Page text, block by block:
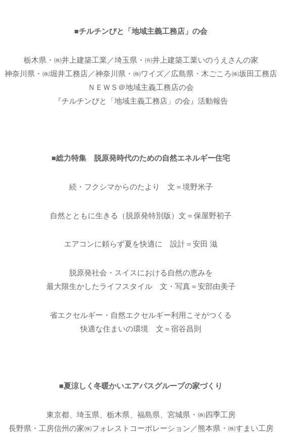
■チルチンびと「地域主義工務店」の会
栃木県・㈱井上建築工業／埼玉県・㈲井上建築工業いのうえさんの家
神奈川県・㈱堀井工務店／神奈川県・㈱ワイズ／広島県・木ごころ㈱坂田工務店
ＮＥＷＳ＠地域主義工務店の会
『チルチンびと「地域主義工務店」の会』活動報告
■総力特集 脱原発時代のための自然エネルギー住宅
続・フクシマからのたより 文＝境野米子
自然とともに生きる（脱原発特別版）文＝保屋野初子
エアコンに頼らず夏を快適に 設計＝安田 滋
脱原発社会・スイスにおける自然の恵みを
最大限生かしたライフスタイル 文・写真＝安部由美子
省エクセルギー・自然エクセルギー利用こそがつくる
快適な住まいの環境 文＝宿谷昌則
■夏涼しく冬暖かいエアパスグループの家づくり
東京都、埼玉県、栃木県、福島県、宮城県・㈱四季工房
長野県・工房信州の家㈱フォレストコーポレーション／熊本県・㈱すまい工房